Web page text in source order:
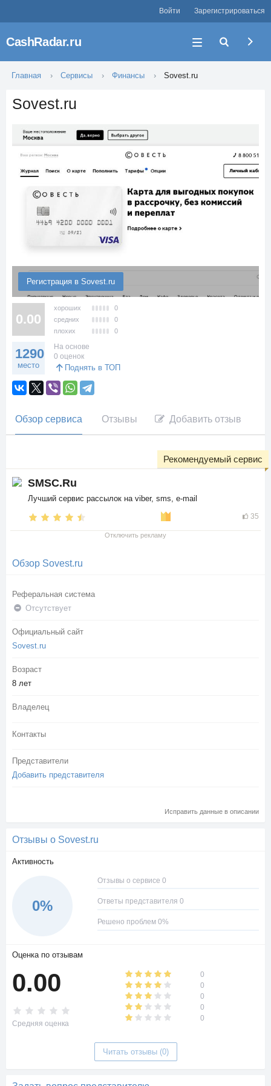
Войти Зарегистрироваться
CashRadar.ru
Главная Сервисы Финансы Sovest.ru
Sovest.ru
Регистрация в Sovest.ru
0.00
хороших
0
средних
0
плохих
0
1290
место
На основе
0 оценок
Поднять в ТОП
Обзор сервиса Отзывы Добавить отзыв
SMSC.Ru
Лучший сервис рассылок на viber, sms, e-mail
35
Рекомендуемый сервис
Отключить рекламу
Обзор Sovest.ru
Реферальная система
Отсутствует
Официальный сайт
Sovest.ru
Возраст
8 лет
Владелец
Контакты
Представители
Добавить представителя
Исправить данные в описании
Отзывы о Sovest.ru
Активность
0%
Отзывы о сервисе 0
Ответы представителя 0
Решено проблем 0%
Оценка по отзывам
0.00
Средняя оценка
0
0
0
0
0
Читать отзывы (0)